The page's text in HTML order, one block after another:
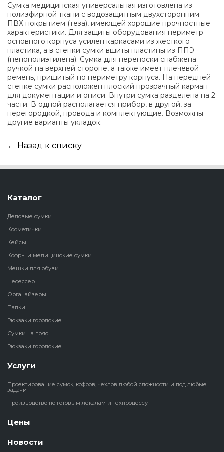
Сумка медицинская универсальная изготовлена из
полиэфирной ткани с водозащитным двухсторонним
ПВХ покрытием (теза), имеющей хорошие прочностные
характеристики. Для защиты оборудования периметр
основного корпуса усилен каркасами из жесткого
пластика, а в стенки сумки вшиты пластины из ППЭ
(пенополиэтилена). Сумка для переноски снабжена
ручкой на верхней стороне, а также имеет плечевой
ремень, пришитый по периметру корпуса. На передней
стенке сумки расположен плоский прозрачный карман
для документации и описи. Внутри сумка разделена на 2
части. В одной располагается прибор, в другой, за
перегородкой, провода и комплектующие. Возможны
другие варианты укладок.
← Назад к списку
Каталог
Деловые сумки
Косметички
Кейсы
Кофры и медицинские сумки
Мешки для обуви
Несессер
Органайзеры
Папки
Рюкзаки городские
Сумки на пояс
Рюкзаки городские
Услуги
Проектирование сумок, кофров, чехлов любой сложности и под любые
задачи
Производство по готовым лекалам и техпроцессу
Цены
Новости